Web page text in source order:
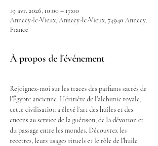
19 avr. 2026, 10:00 – 17:00
Annecy-le-Vieux, Annecy-le-Vieux, 74940 Annecy,
France
À propos de l'événement
Rejoignez-moi sur les traces des parfums sacrés de
l’Égypte ancienne. Héritière de l’alchimie royale,
cette civilisation a élevé l’art des huiles et des
encens au service de la guérison, de la dévotion et
du passage entre les mondes. Découvrez les
recettes, leurs usages rituels et le rôle de l’huile